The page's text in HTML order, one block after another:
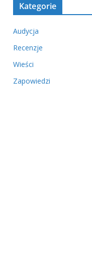
Kategorie
Audycja
Recenzje
Wieści
Zapowiedzi